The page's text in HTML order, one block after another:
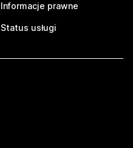
Informacje prawne
Status usługi